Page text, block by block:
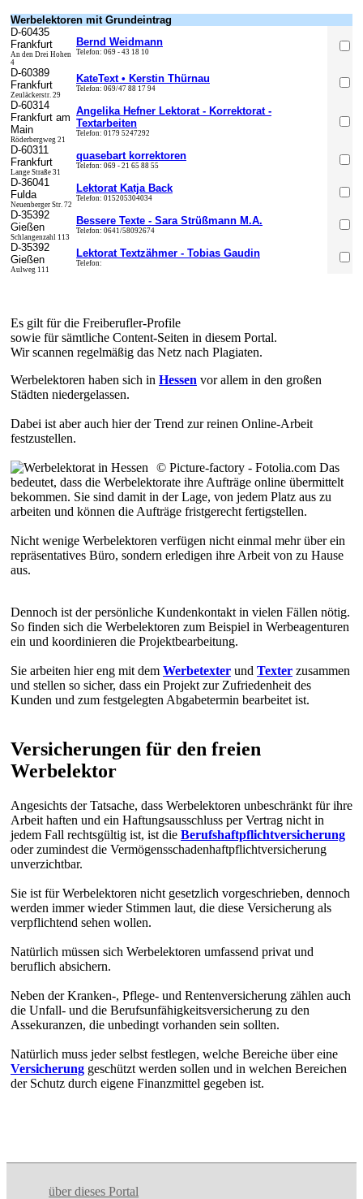
Werbelektoren mit Grundeintrag
D-60435
Frankfurt
An den Drei Hohen
4
Bernd Weidmann
Telefon: 069 - 43 18 10
D-60389
Frankfurt
Zeuläckerstr. 29
KateText • Kerstin Thürnau
Telefon: 069/47 88 17 94
D-60314
Frankfurt am
Main
Röderbergweg 21
Angelika Hefner Lektorat - Korrektorat -
Textarbeiten
Telefon: 0179 5247292
D-60311
Frankfurt
Lange Straße 31
quasebart korrektoren
Telefon: 069 - 21 65 88 55
D-36041
Fulda
Neuenberger Str. 72
Lektorat Katja Back
Telefon: 015205304034
D-35392
Gießen
Schlangenzahl 113
Bessere Texte - Sara Strüßmann M.A.
Telefon: 0641/58092674
D-35392
Gießen
Aulweg 111
Lektorat Textzähmer - Tobias Gaudin
Telefon:
Es gilt für die Freiberufler-Profile
sowie für sämtliche Content-Seiten in diesem Portal.
Wir scannen regelmäßig das Netz nach Plagiaten.
Werbelektoren haben sich in Hessen vor allem in den großen
Städten niedergelassen.
Dabei ist aber auch hier der Trend zur reinen Online-Arbeit
festzustellen.
© Picture-factory - Fotolia.com Das
bedeutet, dass die Werbelektorate ihre Aufträge online übermittelt
bekommen. Sie sind damit in der Lage, von jedem Platz aus zu
arbeiten und können die Aufträge fristgerecht fertigstellen.
Nicht wenige Werbelektoren verfügen nicht einmal mehr über ein
repräsentatives Büro, sondern erledigen ihre Arbeit von zu Hause
aus.
Dennoch ist der persönliche Kundenkontakt in vielen Fällen nötig.
So finden sich die Werbelektoren zum Beispiel in Werbeagenturen
ein und koordinieren die Projektbearbeitung.
Sie arbeiten hier eng mit dem Werbetexter und Texter zusammen
und stellen so sicher, dass ein Projekt zur Zufriedenheit des
Kunden und zum festgelegten Abgabetermin bearbeitet ist.
Versicherungen für den freien
Werbelektor
Angesichts der Tatsache, dass Werbelektoren unbeschränkt für ihre
Arbeit haften und ein Haftungsausschluss per Vertrag nicht in
jedem Fall rechtsgültig ist, ist die Berufshaftpflichtversicherung
oder zumindest die Vermögensschadenhaftpflichtversicherung
unverzichtbar.
Sie ist für Werbelektoren nicht gesetzlich vorgeschrieben, dennoch
werden immer wieder Stimmen laut, die diese Versicherung als
verpflichtend sehen wollen.
Natürlich müssen sich Werbelektoren umfassend privat und
beruflich absichern.
Neben der Kranken-, Pflege- und Rentenversicherung zählen auch
die Unfall- und die Berufsunfähigkeitsversicherung zu den
Assekuranzen, die unbedingt vorhanden sein sollten.
Natürlich muss jeder selbst festlegen, welche Bereiche über eine
Versicherung geschützt werden sollen und in welchen Bereichen
der Schutz durch eigene Finanzmittel gegeben ist.
über dieses Portal